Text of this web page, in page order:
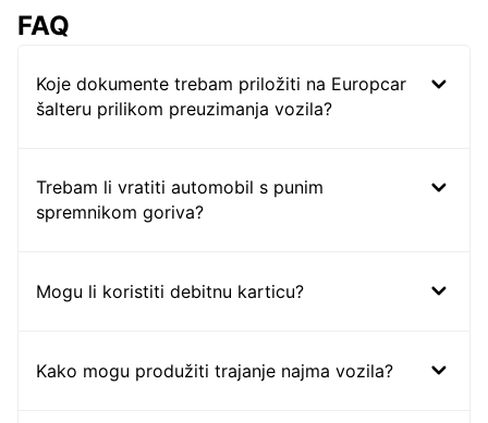
FAQ
Koje dokumente trebam priložiti na Europcar
šalteru prilikom preuzimanja vozila?
Trebam li vratiti automobil s punim
spremnikom goriva?
Mogu li koristiti debitnu karticu?
Kako mogu produžiti trajanje najma vozila?